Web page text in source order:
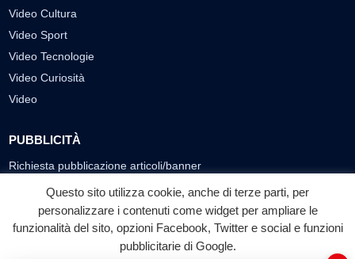
Video Cultura
Video Sport
Video Tecnologie
Video Curiosità
Video
PUBBLICITÀ
Richiesta pubblicazione articoli/banner
SEGUICI SUI SOCIAL
f
Facebook
◎ ▶
YouTube
Questo sito utilizza cookie, anche di terze parti, per
personalizzare i contenuti come widget per ampliare le
funzionalità del sito, opzioni Facebook, Twitter e social e funzioni
pubblicitarie di Google.